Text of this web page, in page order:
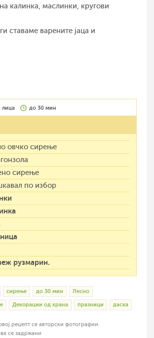
калинка, маслинки, кругови
ставаме варените јаца и
лица до 30 мин
овчко сирење
сирење
по избор
рузмарин.
сирење до 30 мин Лесно
Декорации од храна празници даска
рецепт се авторски фотографии.
се задржани